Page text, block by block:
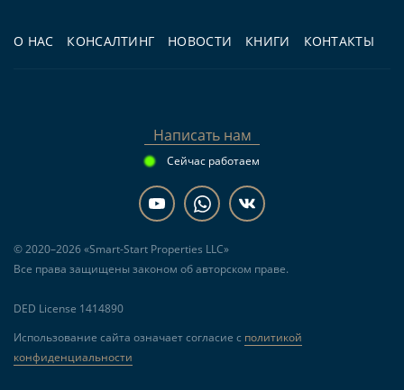
О НАС КОНСАЛТИНГ НОВОСТИ КНИГИ КОНТАКТЫ
Написать нам
Сейчас работаем
© 2020–2026 «Smart-Start Properties LLC»
Все права защищены законом об авторском праве.
DED License 1414890
Использование сайта означает согласие с политикой
конфиденциальности